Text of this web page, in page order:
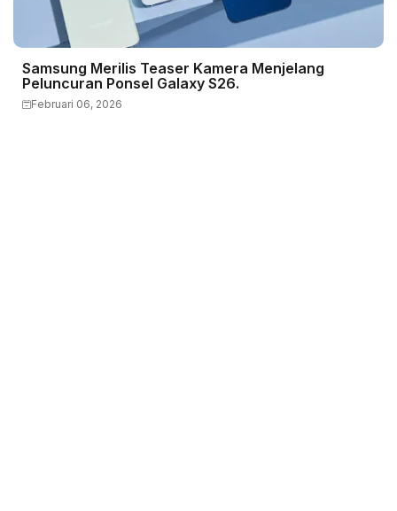
Samsung Merilis Teaser Kamera Menjelang
Peluncuran Ponsel Galaxy S26.
Februari 06, 2026